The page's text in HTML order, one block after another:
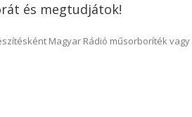
és megtudjátok!
Magyar Rádió műsorboríték